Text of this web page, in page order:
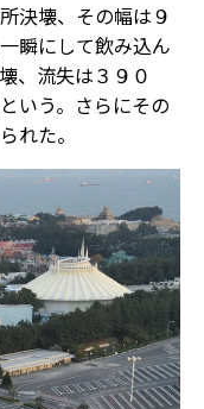
決壊、その幅は９
瞬にして飲み込ん
、流失は３９０
いう。さらにその
れた。